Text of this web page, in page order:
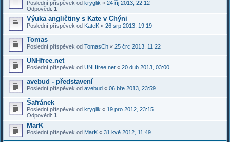
Poslední příspěvek od kryglik « 24 říj 2013, 22:12
Odpovědi: 1
Výuka angličtiny s Kate v Chýni
Poslední příspěvek od KateK « 26 srp 2013, 19:19
Tomas
Poslední příspěvek od TomasCh « 25 črc 2013, 11:22
UNHfree.net
Poslední příspěvek od UNHfree.net « 20 dub 2013, 03:00
avebud - představení
Poslední příspěvek od avebud « 06 bře 2013, 23:59
Šafránek
Poslední příspěvek od kryglik « 19 pro 2012, 23:15
Odpovědi: 1
MarK
Poslední příspěvek od MarK « 31 kvě 2012, 11:49